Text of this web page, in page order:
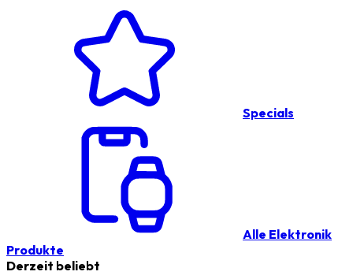
Specials
Alle Elektronik
Produkte
Derzeit beliebt